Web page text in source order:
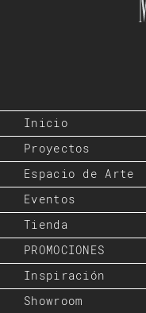
Inicio
Proyectos
Espacio de Arte
Eventos
Tienda
PROMOCIONES
Inspiración
Showroom